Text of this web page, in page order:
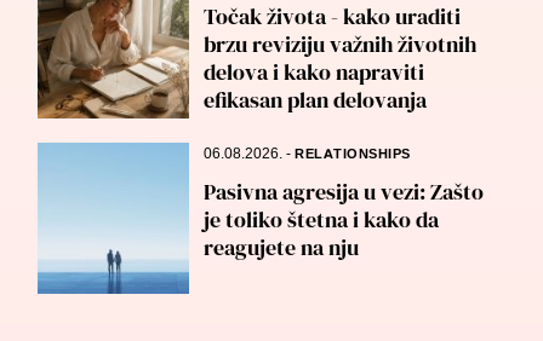
Točak života - kako uraditi
brzu reviziju važnih životnih
delova i kako napraviti
efikasan plan delovanja
06.08.2026.-RELATIONSHIPS
Pasivna agresija u vezi: Zašto
je toliko štetna i kako da
reagujete na nju